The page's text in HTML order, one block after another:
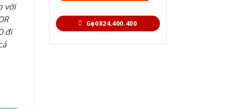
Gọi 0824.400.400
với
đi